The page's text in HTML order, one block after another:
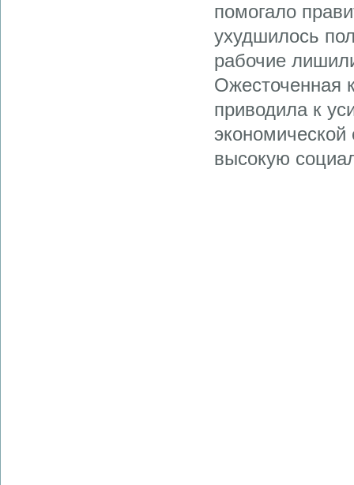
помогало
ухудшилось
рабочие
Ожесточенная
приводила к
высокую